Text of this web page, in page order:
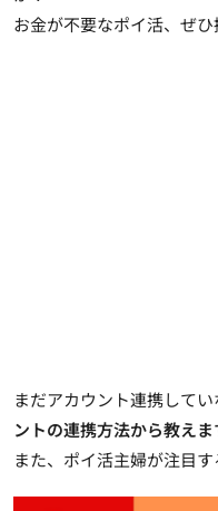
お金が不要なポイ活、ぜひ
まだアカウント連携してい
ントの連携方法から教えま
また、ポイ活主婦が注目す